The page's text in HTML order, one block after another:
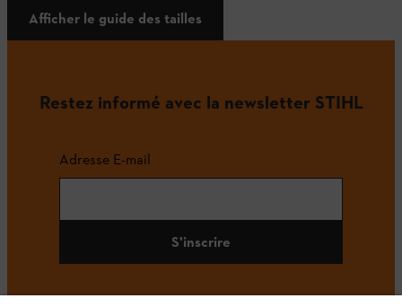
Afficher le guide des tailles
Restez informé avec la newsletter STIHL
Adresse E-mail
S'inscrire